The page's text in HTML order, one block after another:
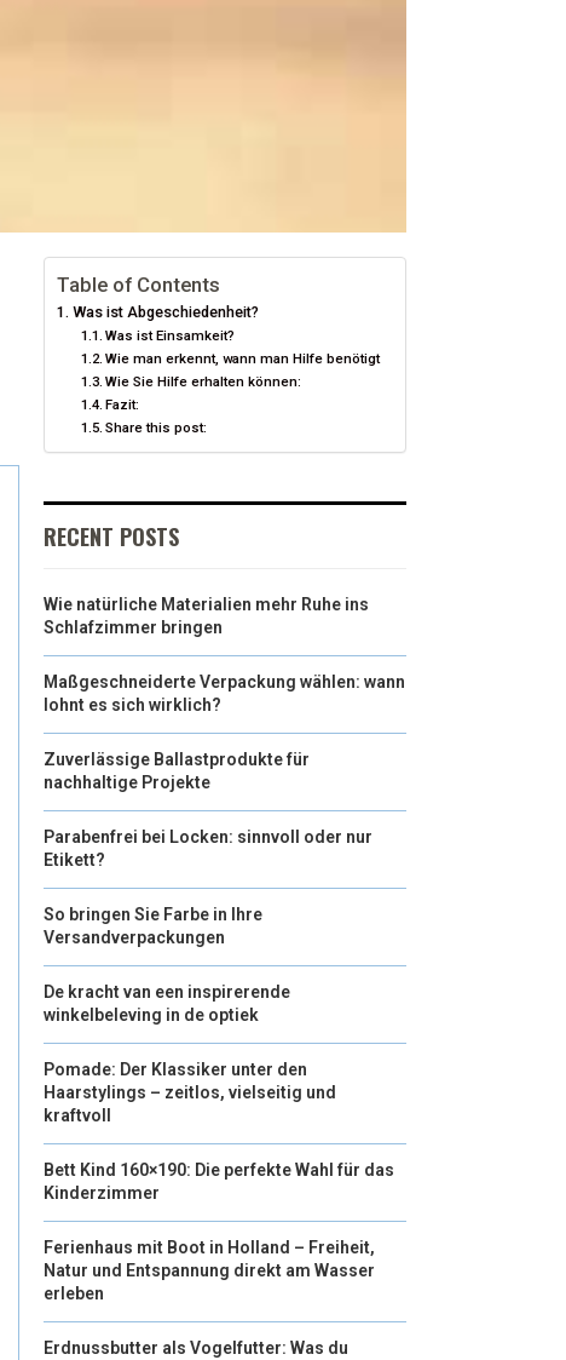
Table of Contents
Was ist Abgeschiedenheit?
Was ist Einsamkeit?
Wie man erkennt, wann man Hilfe benötigt
Wie Sie Hilfe erhalten können:
Fazit:
Share this post:
RECENT POSTS
Wie natürliche Materialien mehr Ruhe ins
Schlafzimmer bringen
Maßgeschneiderte Verpackung wählen: wann
lohnt es sich wirklich?
Zuverlässige Ballastprodukte für
nachhaltige Projekte
Parabenfrei bei Locken: sinnvoll oder nur
Etikett?
So bringen Sie Farbe in Ihre
Versandverpackungen
De kracht van een inspirerende
winkelbeleving in de optiek
Pomade: Der Klassiker unter den
Haarstylings – zeitlos, vielseitig und
kraftvoll
Bett Kind 160×190: Die perfekte Wahl für das
Kinderzimmer
Ferienhaus mit Boot in Holland – Freiheit,
Natur und Entspannung direkt am Wasser
erleben
Erdnussbutter als Vogelfutter: Was du